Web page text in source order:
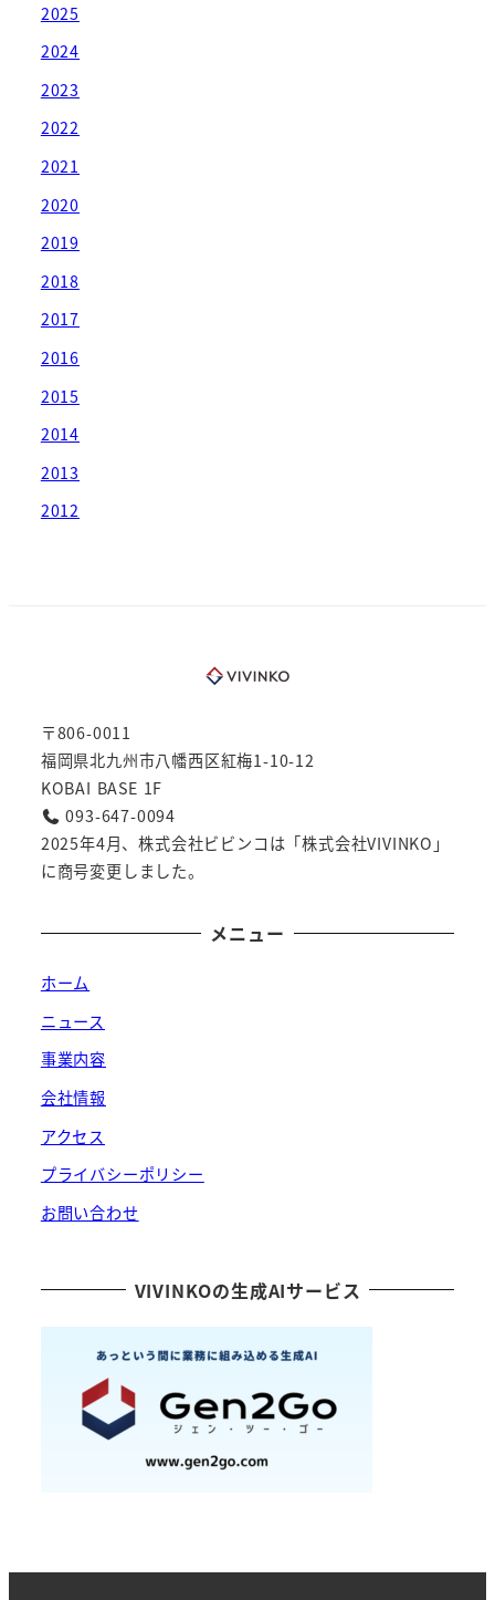
2025
2024
2023
2022
2021
2020
2019
2018
2017
2016
2015
2014
2013
2012
〒806-0011
福岡県北九州市八幡西区紅梅1-10-12
KOBAI BASE 1F
093-647-0094
2025年4月、株式会社ビビンコは「株式会社VIVINKO」
に商号変更しました。
メニュー
ホーム
ニュース
事業内容
会社情報
アクセス
プライバシーポリシー
お問い合わせ
VIVINKOの生成AIサービス